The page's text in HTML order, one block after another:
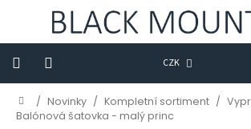
CZK
Novinky
Domů
/ Novinky / Kompletní sortiment /
Balónová šatovka - malý princ